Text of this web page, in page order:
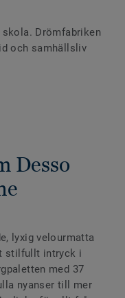
Drömfabriken
och samhällsliv
Desso
lyxig velourmatta
stilfullt intryck i
med 37
nyanser till mer